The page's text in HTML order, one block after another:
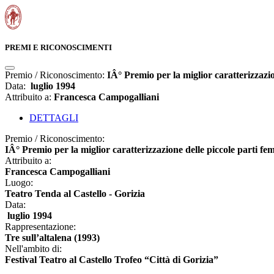
PREMI E RICONOSCIMENTI
Premio / Riconoscimento: IÂ° Premio per la miglior
Data: luglio 1994
Attribuito a: Francesca Campogalliani
DETTAGLI
Premio / Riconoscimento:
IÂ° Premio per la miglior caratterizzazione delle piccole parti
Attribuito a:
Francesca Campogalliani
Luogo:
Teatro Tenda al Castello - Gorizia
Data:
luglio 1994
Rappresentazione:
Tre sull’altalena (1993)
Nell'ambito di:
Festival Teatro al Castello Trofeo “Città di Gorizia”